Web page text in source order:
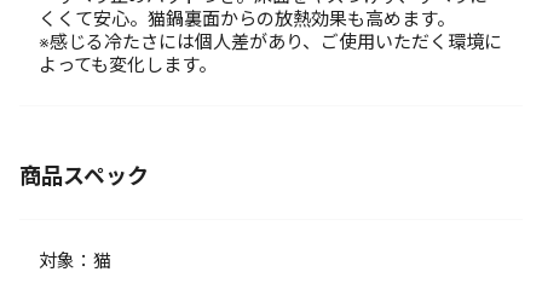
くくて安心。猫鍋裏面からの放熱効果も高めます。
※感じる冷たさには個人差があり、ご使用いただく環境に
よっても変化します。
商品スペック
対象：猫